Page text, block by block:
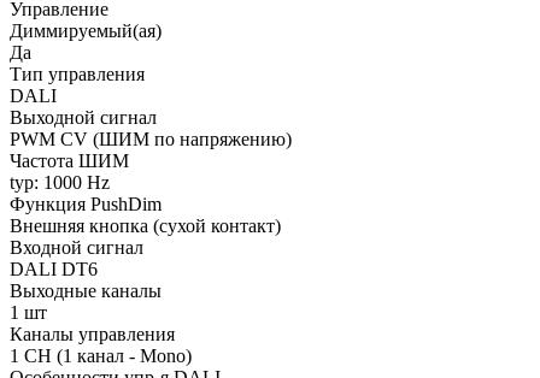
Управление
Диммируемый(ая)
Да
Тип управления
DALI
Выходной сигнал
PWM СV (ШИМ по напряжению)
Частота ШИМ
typ: 1000 Hz
Функция PushDim
Внешняя кнопка (сухой контакт)
Входной сигнал
DALI DT6
Выходные каналы
1 шт
Каналы управления
1 CH (1 канал - Mono)